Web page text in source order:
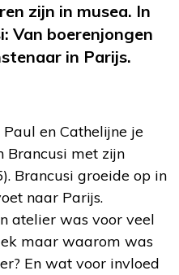
zijn in musea. In
Van boerenjongen
in Parijs.
en Cathelijne je
Brancusi met zijn
Brancusi groeide op in
naar Parijs.
atelier was voor veel
maar waarom was
En wat voor invloed